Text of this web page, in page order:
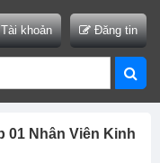
khoản Đăng tin
01 Nhân Viên Kinh